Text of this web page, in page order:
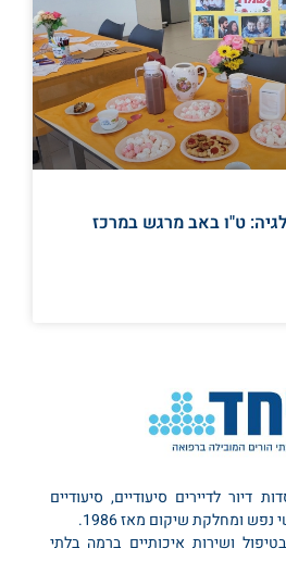
ט"ו באב מרגש במרכז
דיור לדיירים סיעודיים, סיעודיים
ומחלקת שיקום מאז 1986.
ושירות איכותיים ברמה בלתי